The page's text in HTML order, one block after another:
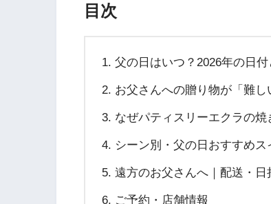
目次
父の日はいつ？2026年の日
お父さんへの贈り物が「難
なぜパティスリーエクラの
シーン別・父の日おすすめス
遠方のお父さんへ｜配送・日
ご予約・店舗情報